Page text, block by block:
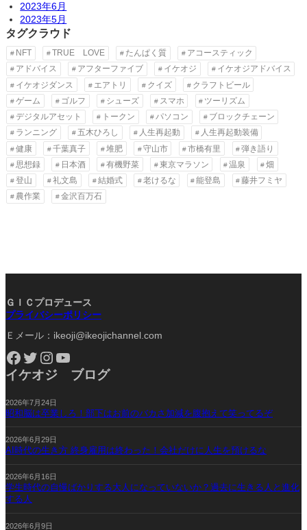
2023年6月
2023年5月
タグクラウド
NFT TRUE LOVE たんぱく質
アコースティック
アドバイス
アフターファイブ イケオジ
イケオジアドバイス
イケオジダンス
エアトリ クイズ
クラフトビール
ゲーム
ゴルフ シューズ スマホ
ツーリズム
デジタルアセット
トークン パソコン
ブロックチェーン
ランニング
五木ひろし 人生再起動
人生再起動装備
健康
千葉真子 堆肥 守山市 市橋有里
弾き語り
思想録
日本酒 有機野菜 東京マラソン 温泉
畑
登山
礼文島 結婚式 老けるな 能登島
藤井フミヤ
農作業
金沢百万石
ＧＩＣプロデュース
プライバシーポリシー
Ｅメール：ikeoji@ikeojichannel.com
Facebook Twitter Instagram YouTube
イケオジ ブログ
2026年7月24日
昭和脳は卒業しろ！部下はお前のバカさ加減を腹抱えて笑ってるぞ
2026年6月29日
AI時代の生き方 終身雇用は終わった！会社だけに人生を預けるな
2026年6月16日
学生時代の自慢ばかりする大人になっていないか？過去に生きる人と進化
する人
2026年6月9日